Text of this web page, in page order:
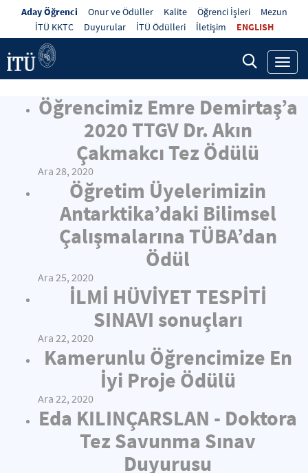
Aday Öğrenci Onur ve Ödüller Kalite Öğrenci İşleri
Mezun
İTÜ KKTC
Duyurular İTÜ Ödülleri İletişim ENGLISH
Öğrencimiz Emre Demirtaş’a
2020 TTGV Dr. Akın
Çakmakcı Tez Ödülü
Ara 28, 2020
Öğretim Üyelerimizin
Antarktika’daki Bilimsel
Çalışmalarına TÜBA’dan
Ödül
Ara 25, 2020
İLMİ HÜVİYET TESPİTİ
SINAVI sonuçları
Ara 22, 2020
Kamerunlu Öğrencimize En
İyi Proje Ödülü
Ara 22, 2020
Eda KILINÇARSLAN - Doktora
Tez Savunma Sınav
Duyurusu